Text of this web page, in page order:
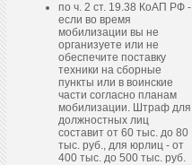
по ч. 2 ст. 19.38 КоАП РФ -
если во время
мобилизации вы не
организуете или не
обеспечите поставку
техники на сборные
пункты или в воинские
части согласно планам
мобилизации. Штраф для
должностных лиц
составит от 60 тыс. до 80
тыс. руб., для юрлиц - от
400 тыс. до 500 тыс. руб.